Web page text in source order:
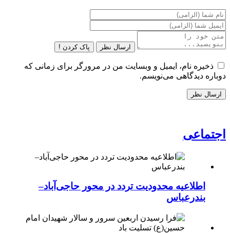
ارسال نظر پاک کردن !
ذخیره نام، ایمیل و وبسایت من در مرورگر برای زمانی که
دوباره دیدگاهی می‌نویسم.
اجتماعی
اطلاعیه محدودیت تردد در محور حاجی‌آباد–
بندرعباس